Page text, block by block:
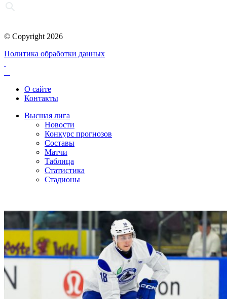
© Copyright 2026
Политика обработки данных
О сайте
Контакты
Высшая лига
Новости
Конкурс прогнозов
Составы
Матчи
Таблица
Статистика
Стадионы